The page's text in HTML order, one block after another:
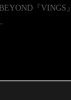
『VINGS』